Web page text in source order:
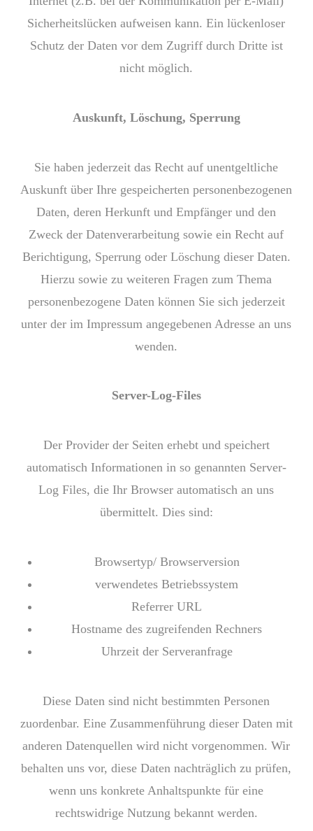
Sicherheitslücken aufweisen kann. Ein lückenloser
Schutz der Daten vor dem Zugriff durch Dritte ist
nicht möglich.
Auskunft, Löschung, Sperrung
Sie haben jederzeit das Recht auf unentgeltliche
Auskunft über Ihre gespeicherten personenbezogenen
Daten, deren Herkunft und Empfänger und den
Zweck der Datenverarbeitung sowie ein Recht auf
Berichtigung, Sperrung oder Löschung dieser Daten.
Hierzu sowie zu weiteren Fragen zum Thema
personenbezogene Daten können Sie sich jederzeit
unter der im Impressum angegebenen Adresse an uns
wenden.
Server-Log-Files
Der Provider der Seiten erhebt und speichert
automatisch Informationen in so genannten Server-
Log Files, die Ihr Browser automatisch an uns
übermittelt. Dies sind:
Browsertyp/ Browserversion
verwendetes Betriebssystem
Referrer URL
Hostname des zugreifenden Rechners
Uhrzeit der Serveranfrage
Diese Daten sind nicht bestimmten Personen
zuordenbar. Eine Zusammenführung dieser Daten mit
anderen Datenquellen wird nicht vorgenommen. Wir
behalten uns vor, diese Daten nachträglich zu prüfen,
wenn uns konkrete Anhaltspunkte für eine
rechtswidrige Nutzung bekannt werden.